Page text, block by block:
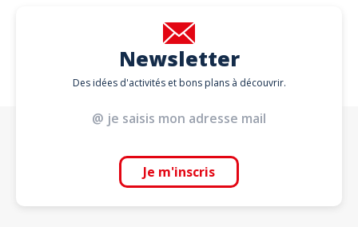
Newsletter
Des idées d'activités et bons plans à découvrir.
Je m'inscris